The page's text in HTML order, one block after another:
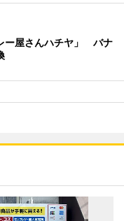
ー屋さんハチヤ」 バナ